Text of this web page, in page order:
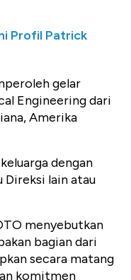
Profil Patrick
gelar
Engineering dari
Amerika
dengan
Direksi lain atau
menyebutkan
bagian dari
secara matang
komitmen